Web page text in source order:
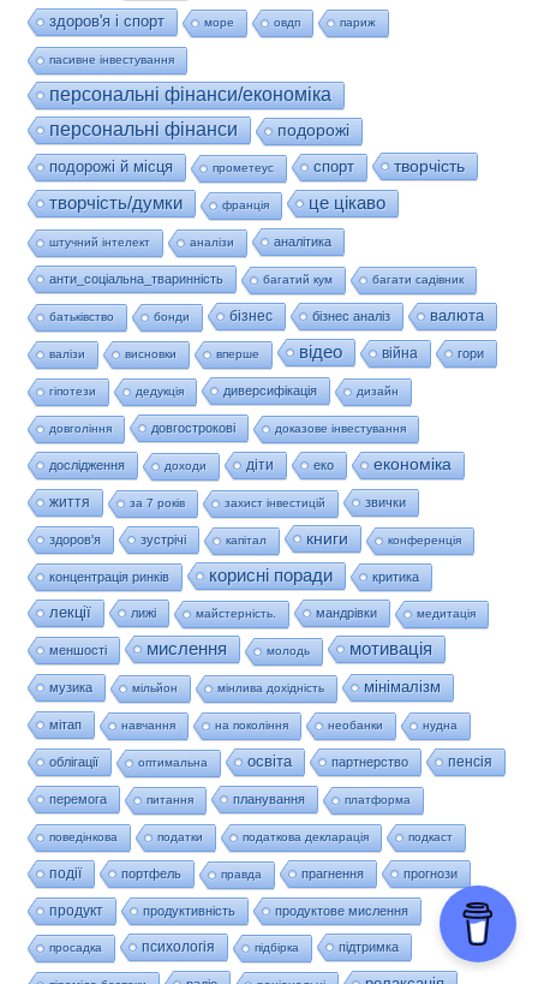
здоров'я і спорт море овдп париж
пасивне інвестування
персональні фінанси/економіка
персональні фінанси
подорожі
подорожі й місця
прометеус спорт
творчість
творчість/думки
франція це цікаво
штучний інтелект аналізи аналітика
анти_соціальна_тваринність багатий кум багати садівник
батьківство бонди бізнес бізнес аналіз валюта
валізи висновки вперше відео війна гори
гіпотези дедукція диверсифікація дизайн
довгоління довгострокові доказове інвестування
дослідження доходи діти еко економіка
життя за 7 років захист інвестицій звички
здоров'я зустрічі капітал книги конференція
концентрація ринків корисні поради критика
лекції лижі майстерність. мандрівки медитація
меншості мислення молодь мотивація
музика мільйон мінлива дохідність мінімалізм
мітап навчання на покоління необанки нудна
облігації оптимальна освіта партнерство пенсія
перемога питання планування платформа
поведінкова податки податкова декларація подкаст
події портфель правда прагнення прогнози
продукт продуктивність продуктове мислення
просадка психологія підбірка підтримка